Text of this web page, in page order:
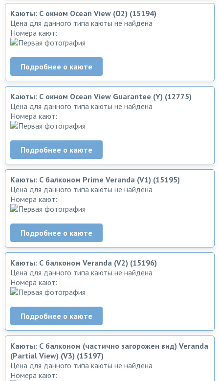
Каюты: С окном Ocean View (O2) (15194)
Цена для данного типа каюты не найдена
Номера кают:
Подробнее о каюте
Каюты: С окном Ocean View Guarantee (Y) (12775)
Цена для данного типа каюты не найдена
Номера кают:
Подробнее о каюте
Каюты: С балконом Prime Veranda (V1) (15195)
Цена для данного типа каюты не найдена
Номера кают:
Подробнее о каюте
Каюты: С балконом Veranda (V2) (15196)
Цена для данного типа каюты не найдена
Номера кают:
Подробнее о каюте
Каюты: С балконом (частично загорожен вид) Veranda
(Partial View) (V3) (15197)
Цена для данного типа каюты не найдена
Номера кают: